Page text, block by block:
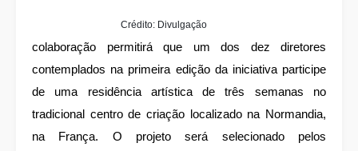
Crédito: Divulgação
colaboração permitirá que um dos dez diretores
contemplados na primeira edição da iniciativa participe
de uma residência artística de três semanas no
tradicional centro de criação localizado na Normandia,
na França. O projeto será selecionado pelos